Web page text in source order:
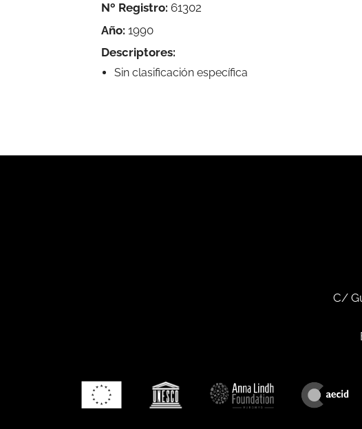
Nº Registro: 61302
Año: 1990
Descriptores:
Sin clasificación específica
C/